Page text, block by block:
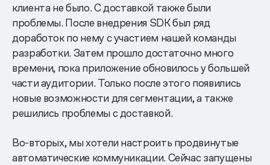
клиента не было. С доставкой также были
проблемы. После внедрения SDK был ряд
доработок по нему с участием нашей команды
разработки. Затем прошло достаточно много
времени, пока приложение обновилось у большей
части аудитории. Только после этого появились
новые возможности для сегментации, а также
решились проблемы с доставкой.
Во-вторых, мы хотели настроить продвинутые
автоматические коммуникации. Сейчас запущены